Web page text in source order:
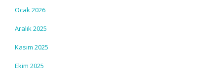
Ocak 2026
Aralık 2025
Kasım 2025
Ekim 2025